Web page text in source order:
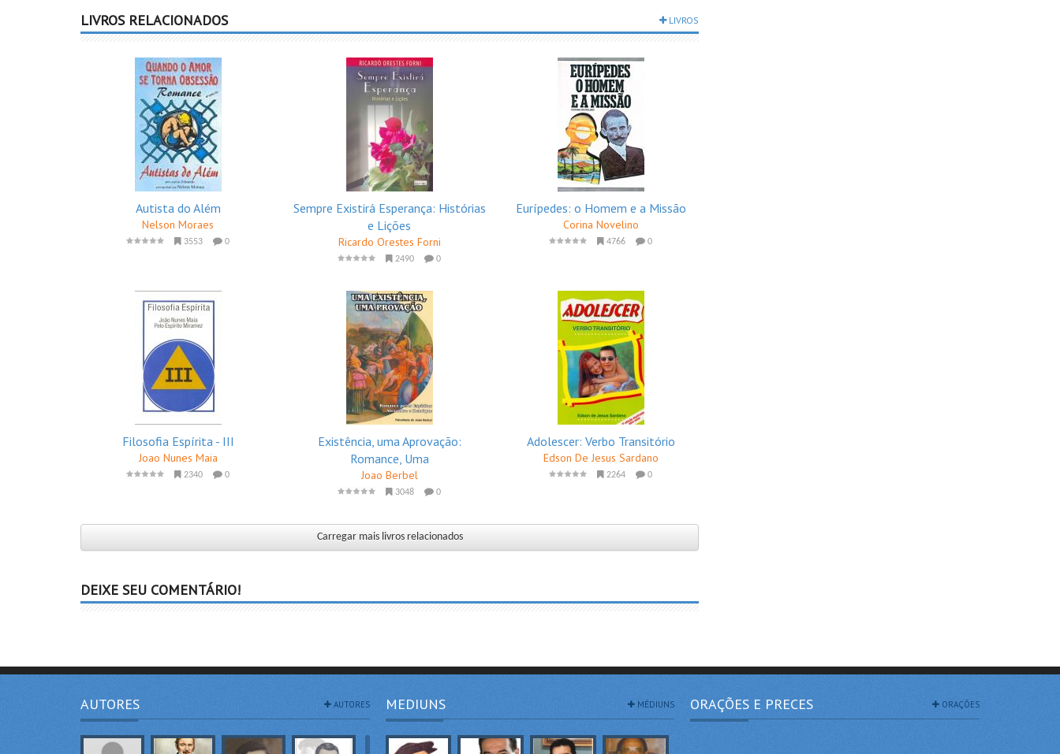
LIVROS RELACIONADOS LIVROS
Autista do Além
Nelson Moraes
3553 0
Sempre Existirá Esperança: Histórias
e Lições
Ricardo Orestes Forni
2490 0
Eurípedes: o Homem e a Missão
Corina Novelino
4766 0
Filosofia Espírita - III
Joao Nunes Maia
2340 0
Existência, uma Aprovação:
Romance, Uma
Joao Berbel
3048 0
Adolescer: Verbo Transitório
Edson De Jesus Sardano
2264 0
Carregar mais livros relacionados
DEIXE SEU COMENTÁRIO!
AUTORES AUTORES MEDIUNS MÉDIUNS ORAÇÕES E PRECES ORAÇÕES